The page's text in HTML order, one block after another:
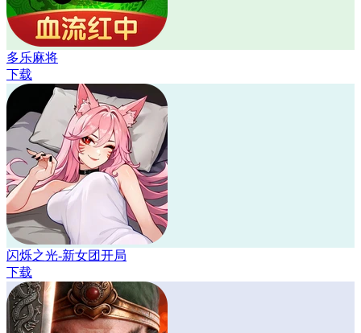
多乐麻将
下载
闪烁之光-新女团开局
下载